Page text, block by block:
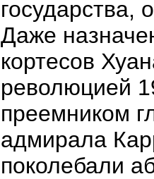
государства,
Даже
кортесов
революцией
преемником
адмирала
поколебали